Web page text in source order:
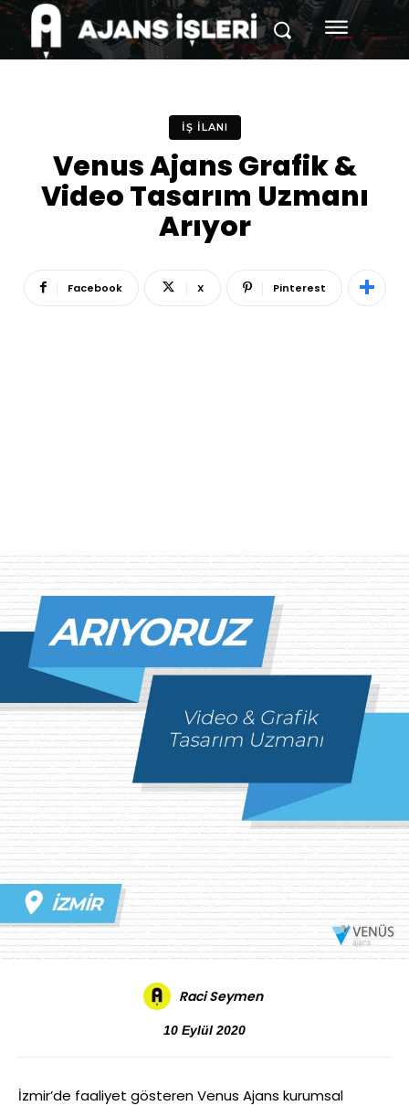
İŞ İLANI
Venus Ajans Grafik &
Video Tasarım Uzmanı
Arıyor
Facebook X Pinterest
Raci Seymen
10 Eylül 2020
İzmir’de faaliyet gösteren Venus Ajans kurumsal